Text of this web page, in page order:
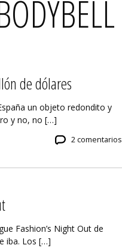
de dólares
un objeto redondito y
y no, no […]
2 comentarios
Fashion’s Night Out de
iba. Los […]